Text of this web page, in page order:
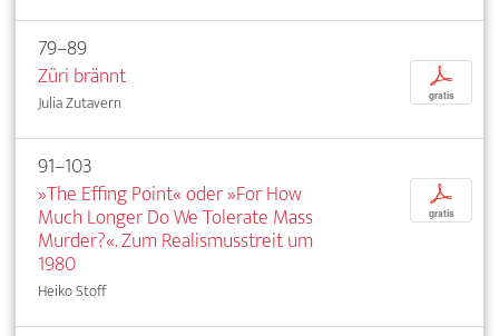
79–89
Züri brännt
Julia Zutavern
p
gratis
91–103
»The Effing Point« oder »For How
Much Longer Do We Tolerate Mass
Murder?«. Zum Realismusstreit um
1980
Heiko Stoff
p
gratis